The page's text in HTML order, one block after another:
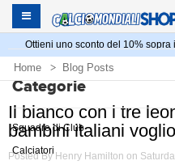
Ottieni uno sconto del 10%
Home
Blog Posts
Il bianco con i tre leoni – la
Il bianco con i tre
bambini italiani
Posted By Henry Hamilton on
Categorie
Squadre di Club
Calciatori